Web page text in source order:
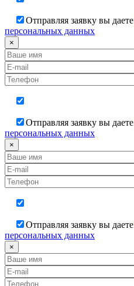
Отправляя заявку вы даете
персональных данных
×
Отправляя заявку вы даете
персональных данных
×
Отправляя заявку вы даете
персональных данных
×